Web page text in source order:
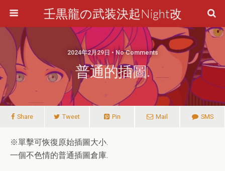
壬黒龍の武装決起Night改
2024年2月29日 • No Comments
普通的插圖.
Share Tweet Pin Mail SMS
※單擊可恢復原始插圖大小.
一個不色情的普通插圖倉庫.